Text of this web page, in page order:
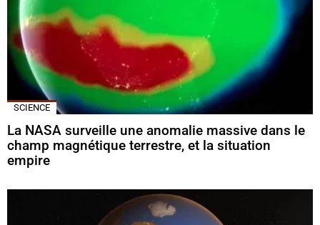
SCIENCE
La NASA surveille une anomalie massive dans le
champ magnétique terrestre, et la situation
empire